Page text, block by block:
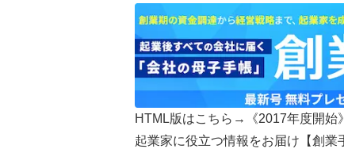
HTML版はこちら→
《2017年度開
起業家に役立つ情報をお届け【創業